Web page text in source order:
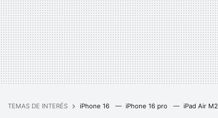
TEMAS DE INTERÉS iPhone 16 iPhone 16 pro iPad Air